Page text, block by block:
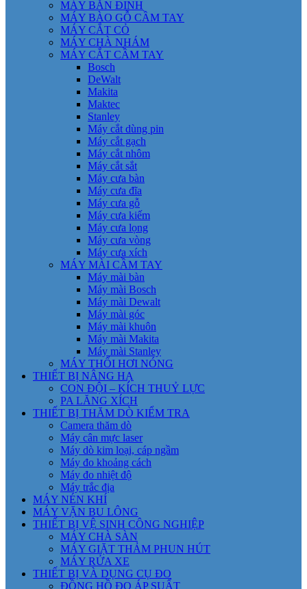
MÁY BẮN ĐINH
MÁY BÀO GỖ CẦM TAY
MÁY CẮT CỎ
MÁY CHÀ NHÁM
MÁY CẮT CẦM TAY
Bosch
DeWalt
Makita
Maktec
Stanley
Máy cắt dùng pin
Máy cắt gạch
Máy cắt nhôm
Máy cắt sắt
Máy cưa bàn
Máy cưa đĩa
Máy cưa gỗ
Máy cưa kiếm
Máy cưa lọng
Máy cưa vòng
Máy cưa xích
MÁY MÀI CẦM TAY
Máy mài bàn
Máy mài Bosch
Máy mài Dewalt
Máy mài góc
Máy mài khuôn
Máy mài Makita
Máy mài Stanley
MÁY THỔI HƠI NÓNG
THIẾT BỊ NÂNG HẠ
CON ĐỘI – KÍCH THUỶ LỰC
PA LĂNG XÍCH
THIẾT BỊ THĂM DÒ KIỂM TRA
Camera thăm dò
Máy cân mực laser
Máy dò kim loại, cáp ngầm
Máy đo khoảng cách
Máy đo nhiệt độ
Máy trắc địa
MÁY NÉN KHÍ
MÁY VẶN BU LÔNG
THIẾT BỊ VỆ SINH CÔNG NGHIỆP
MÁY CHÀ SÀN
MÁY GIẶT THẢM PHUN HÚT
MÁY RỬA XE
THIẾT BỊ VÀ DỤNG CỤ ĐO
ĐỒNG HỒ ĐO ÁP SUẤT